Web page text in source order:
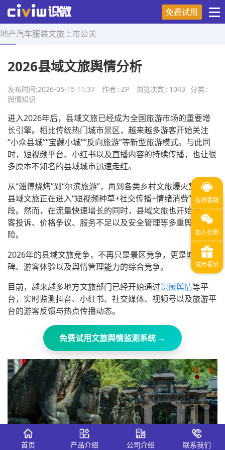
免费试用
地产汽车服装文旅 上市公关
首页 > 舆情知识 > 正文
2026县域文旅舆情分析
发布时间:2026-05-15 11:37 作者 : ZP 浏览次数 : 1043 分类 :
舆情知识
进入2026年后，县域文旅已经成为全国旅游市场的重要增
长引擎。相比传统热门城市景区，越来越多游客开始关注
“小众县城”“宝藏小城”“反向旅游”等新型旅游模式。与此同
时，短视频平台、小红书以及直播内容的持续传播，也让很
多原本不知名的县域城市迅速走红。
从“淄博烧烤”到“尔滨旅游”，再到各类乡村文旅爆火案例，
县域文旅正在进入“短视频种草+社交传播+情绪消费”的新阶
段。然而，在流量快速增长的同时，县域文旅也开始面临游
客投诉、价格争议、服务不足以及安全管理等多重舆情风
险。
2026年的县域文旅竞争，不再只是景区竞争，更是城市口
碑、游客体验以及舆情管理能力的综合竞争。
目前，越来越多地方文旅部门已经开始通过识微舆情等平
台，实时监测抖音、小红书、社交媒体、视频号以及旅游平
台的游客反馈与热点传播动态。
免费试用文旅舆情监测系统 →
首页 产品介绍 公司介绍 联系我们